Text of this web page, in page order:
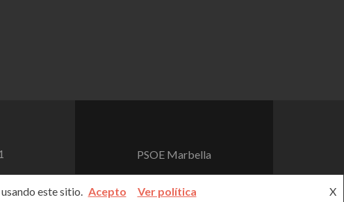
PSOE Marbella
este sitio. X
Acepto Ver política